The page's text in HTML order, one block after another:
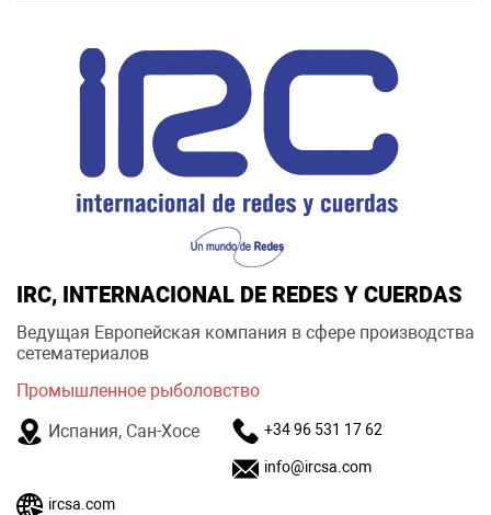
IRC, INTERNACIONAL DE REDES Y CUERDAS
Ведущая Европейская компания в сфере производства
сетематериалов
Промышленное рыболовство
Испания, Сан-Хосе
+34 96 531 17 62
info@ircsa.com
ircsa.com